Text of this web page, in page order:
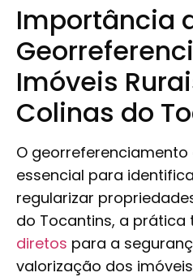
Importância
Imóveis
Colinas do
O
essencial para
regularizar
do Tocantins, a prática
diretos para a
valorização dos